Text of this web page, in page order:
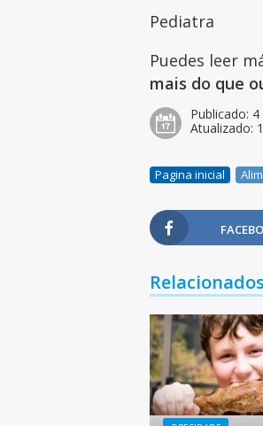
Pediatra
Puedes leer
mais do que
Publicado: 4
Atualizado:
Pagina inicial
Relacionados